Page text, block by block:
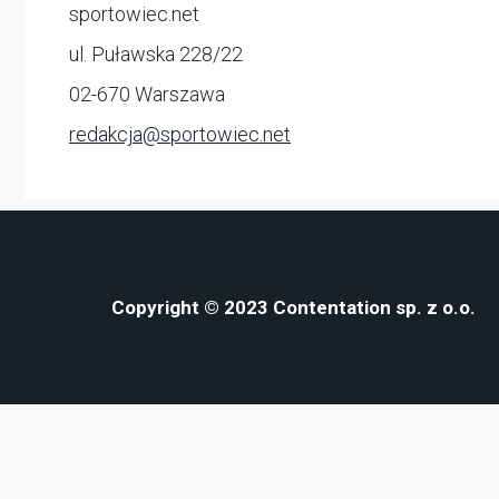
sportowiec.net
ul. Puławska 228/22
02-670 Warszawa
redakcja@sportowiec.net
Copyright © 2023 Contentation sp. z o.o.